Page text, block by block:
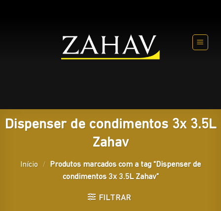
Dispenser de condimentos 3x 3.5L
Zahav
Início /
Produtos marcados com a tag “Dispenser de
condimentos 3x 3.5L Zahav”
FILTRAR